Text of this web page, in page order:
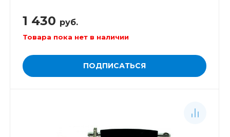
1 430 руб.
Товара пока нет в наличии
ПОДПИСАТЬСЯ